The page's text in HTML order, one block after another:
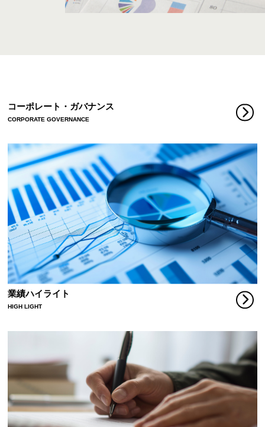
コーポレート・ガバナンス
CORPORATE GOVERNANCE
業績ハイライト
HIGH LIGHT